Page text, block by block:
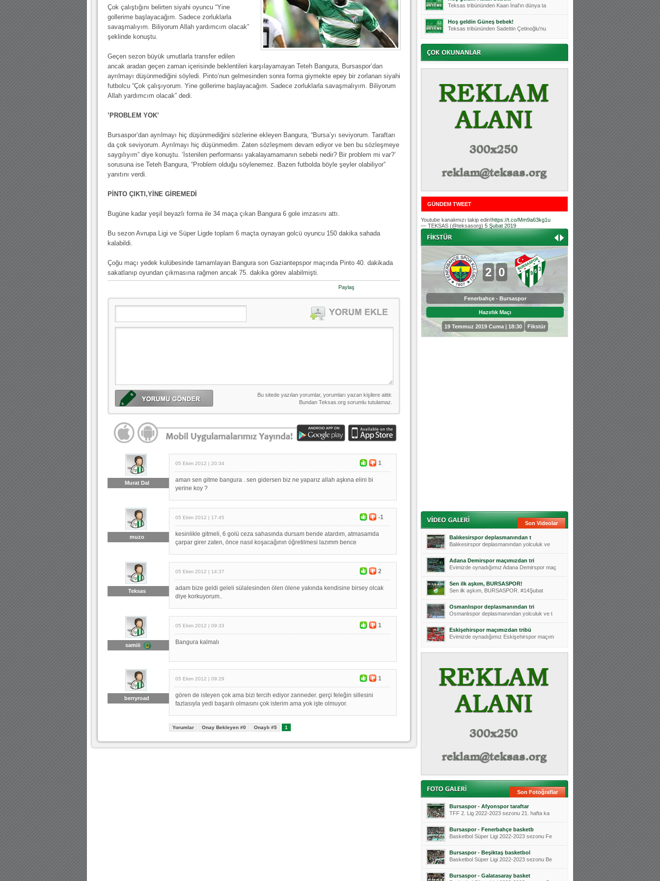
10.04.2023 14:44 | Hoş geldin Göktuğ Bebek!
30.12.2022 18:00 |Hoş geldin Kadir Kağan Bebek!
11.11.2025 14:13 |Hoş geldin Ertuğrul Bebek!
12.10.2025 17:30 | MUTLULUKLAR SİNAN SILACI
16.07.2024 14:32 | Hoş geldin Kerem Bebek!
08.01.2024 19:01 |Hoş geldin Aslan bebek!
Çok çalıştığını belirten siyahi oyuncu “Yine
gollerime başlayacağım. Sadece zorluklarla
savaşmalıyım. Biliyorum Allah yardımcım olacak”
şeklinde konuştu.
Geçen sezon büyük umutlarla transfer edilen
ancak aradan geçen zaman içerisinde beklentileri karşılayamayan Teteh Bangura, Bursaspor’dan
ayrılmayı düşünmediğini söyledi. Pinto’nun gelmesinden sonra forma giymekte epey bir zorlanan siyahi
futbolcu “Çok çalışıyorum. Yine gollerime başlayacağım. Sadece zorluklarla savaşmalıyım. Biliyorum
Allah yardımcım olacak” dedi.
’PROBLEM YOK’
Bursaspor’dan ayrılmayı hiç düşünmediğini sözlerine ekleyen Bangura, “Bursa’yı seviyorum. Taraftarı
da çok seviyorum. Ayrılmayı hiç düşünmedim. Zaten sözleşmem devam ediyor ve ben bu sözleşmeye
saygılıyım” diye konuştu. ’İstenilen performansı yakalayamamanın sebebi nedir? Bir problem mi var?’
sorusuna ise Teteh Bangura, “Problem olduğu söylenemez. Bazen futbolda böyle şeyler olabiliyor”
yanıtını verdi.
PİNTO ÇIKTI,YİNE GİREMEDİ
Bugüne kadar yeşil beyazlı forma ile 34 maça çıkan Bangura 6 gole imzasını attı.
Bu sezon Avrupa Ligi ve Süper Ligde toplam 6 maçta oynayan golcü oyuncu 150 dakika sahada
kalabildi.
Çoğu maçı yedek kulübesinde tamamlayan Bangura son Gaziantepspor maçında Pinto 40. dakikada
sakatlanıp oyundan çıkmasına rağmen ancak 75. dakika görev alabilmişti.
Paylaş
Murat Dal
05 Ekim 2012 | 20:34 1
aman sen gitme bangura . sen gidersen biz ne yaparız allah aşkına elini bi
yerine koy ?
muzo
05 Ekim 2012 | 17:45 -1
kesinlikle gitmeli, 6 golü ceza sahasında dursam bende atardım, atmasamda
çarpar girer zaten, önce nasıl koşacağının öğretilmesi lazımm bence
Teksas
05 Ekim 2012 | 14:37 2
adam bize geldi geleli sülalesinden ölen ölene yakında kendisine birsey olcak
diye korkuyorum..
samiii
05 Ekim 2012 | 09:33 1
Bangura kalmalı
berryroad
05 Ekim 2012 | 09:29 1
gören de isteyen çok ama bizi tercih ediyor zanneder. gerçi feleğin sillesini
fazlasıyla yedi başarılı olmasını çok isterim ama yok işte olmuyor.
Yorumlar Onay Bekleyen #0 Onaylı #5 1
Teksas tribününden Kaan İnal'ın dünya ta
Hoş geldin Güneş bebek!
Teksas tribününden Sadettin Çetinoğlu'nu
Mutluluklar Ceyhun Tetik
Teksas tribünlerinin sevilen isimlerinde
Bursasporumuzun önü açılsın is
Hoş geldin Alaz Bebek!
Teksas.org sistem yöneticisi, ekibimizin
Hoş geldin Göktuğ Bebek!
Teksas.org ekibimizden ve tribünlerimizi
Teksas tribünlerinden Basri İleri'nin dü
Hoş geldin Kerem Bebek!
Tribünlerimizden Mesut Ulusoy'un (Duka)
Hoş geldin Aslan bebek!
Teksas tribününden Kaan İnal'ın dünya ta
Hoş geldin Güneş bebek!
Teksas tribününden Sadettin Çetinoğlu'nu
GÜNDEM TWEET
Youtube kanalımızı takip edin!https://t.co/Mm9a63kg1u
— TEKSAS (@teksasorg) 5 Şubat 2019
Bursaspor - Altınordu
1. Lig 32. Hafta
04 Temmuz 2020 Cumartesi | 20:00
2 0
Fenerbahçe - Bursaspor
Hazırlık Maçı
19 Temmuz 2019 Cuma | 18:30 Fikstür
0 3
Bursaspor - Sepahan
Hazırlık Maçı
25 Temmuz 2019 Perşembe |
Son Videolar
Balıkesirspor deplasmanından t
Balıkesirspor deplasmanından yolculuk ve
Adana Demirspor maçımızdan tri
Evimizde oynadığımız Adana Demirspor maç
Sen ilk aşkım, BURSASPOR!
Sen ilk aşkım, BURSASPOR. #14Şubat
Osmanlıspor deplasmanından tri
Osmanlıspor deplasmanından yolculuk ve t
Eskişehirspor maçımızdan tribü
Evimizde oynadığımız Eskişehirspor maçım
Son Fotoğraflar
Bursaspor - Afyonspor taraftar
TFF 2. Lig 2022-2023 sezonu 21. hafta ka
Bursaspor - Fenerbahçe basketb
Basketbol Süper Ligi 2022-2023 sezonu Fe
Bursaspor - Beşiktaş basketbol
Basketbol Süper Ligi 2022-2023 sezonu Be
Bursaspor - Galatasaray basket